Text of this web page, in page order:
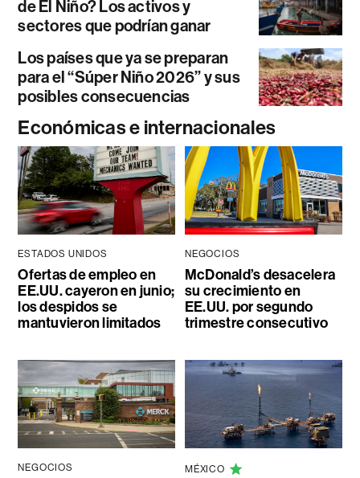
de El Niño? Los activos y
sectores que podrían ganar
Los países que ya se preparan
para el “Súper Niño 2026” y sus
posibles consecuencias
Económicas e internacionales
ESTADOS UNIDOS
Ofertas de empleo en
EE.UU. cayeron en junio;
los despidos se
mantuvieron limitados
NEGOCIOS
McDonald’s desacelera
su crecimiento en
EE.UU. por segundo
trimestre consecutivo
NEGOCIOS MÉXICO